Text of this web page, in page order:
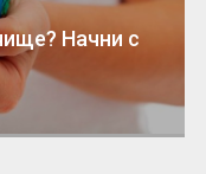
Начни с